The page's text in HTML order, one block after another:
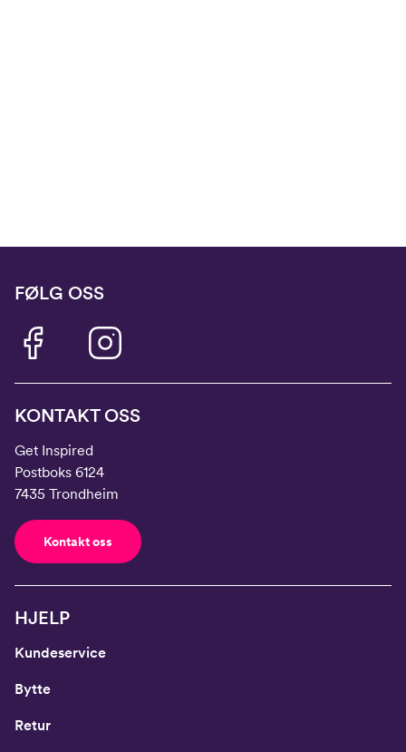
FØLG OSS
KONTAKT OSS
Get Inspired
Postboks 6124
7435 Trondheim
Kontakt oss
HJELP
Kundeservice
Bytte
Retur